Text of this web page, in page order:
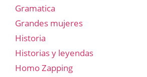
Gramatica
Grandes mujeres
Historia
Historias y leyendas
Homo Zapping